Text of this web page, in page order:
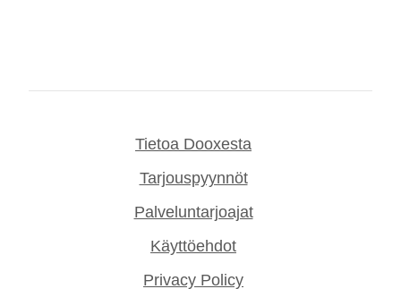
Tietoa Dooxesta
Tarjouspyynnöt
Palveluntarjoajat
Käyttöehdot
Privacy Policy